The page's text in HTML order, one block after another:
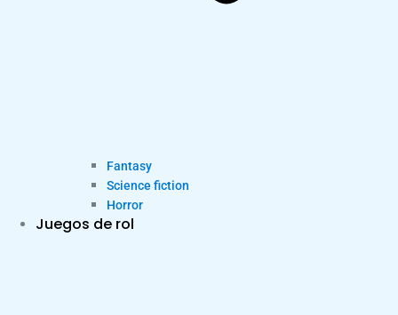
Fantasy
Science fiction
Horror
Juegos de rol